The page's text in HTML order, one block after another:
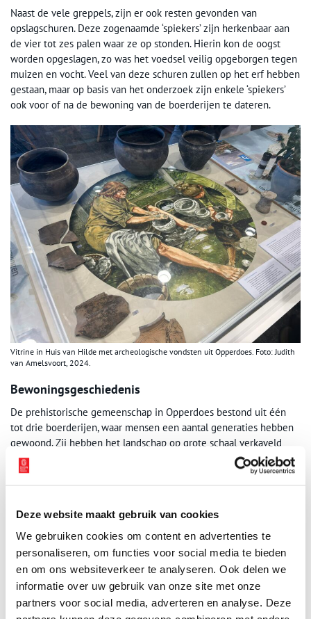
Deze website maakt gebruik van cookies
We gebruiken cookies om content en advertenties te
personaliseren, om functies voor social media te bieden
en om ons websiteverkeer te analyseren. Ook delen we
informatie over uw gebruik van onze site met onze
partners voor social media, adverteren en analyse. Deze
Naast de vele greppels, zijn er ook resten gevonden van
opslagschuren. Deze zogenaamde ‘spiekers’ zijn herkenbaar aan
de vier tot zes palen waar ze op stonden. Hierin kon de oogst
worden opgeslagen, zo was het voedsel veilig opgeborgen tegen
muizen en vocht. Veel van deze schuren zullen op het erf hebben
gestaan, maar op basis van het onderzoek zijn enkele ‘spiekers’
ook voor of na de bewoning van de boerderijen te dateren.
Vitrine in Huis van Hilde met archeologische vondsten uit Opperdoes. Foto: Judith
van Amelsvoort, 2024.
Bewoningsgeschiedenis
De prehistorische gemeenschap in Opperdoes bestond uit één
tot drie boerderijen, waar mensen een aantal generaties hebben
gewoond. Zij hebben het landschap op grote schaal verkaveld
met greppels en akkers. De grafheuvel uit de Midden-Bronstijd
(1800 – 1500 v.Chr.) in Opperdoes Zuid is nog een stille getuige
van hun aanwezigheid.
In dezelfde regio zijn de resten teruggevonden van twee
boerderijen uit het jaar 1000 en 800 v. Chr. Het zouden
uiteindelijk de mensen van Wieringen en Texel zijn die in de
Vroege IJzertijd (800-500 v. Chr.) naar Opperdoes trekken. Dit kan
worden afgeleid uit de resten van aardewerk. Uit deze periode
werden vele kuilen en diepe waterputten op de terreinen
gevonden. Hierna bleef het gebied lange tijd onbewoond, zeer